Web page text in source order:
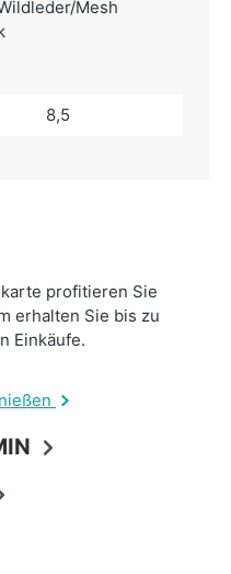
Mesh
8,5
profitieren Sie
erhalten Sie bis zu
Einkäufe.